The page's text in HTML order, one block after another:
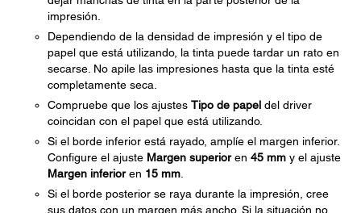
impresión.
Dependiendo de la densidad de impresión y el tipo de
papel que está utilizando, la tinta puede tardar un rato en
secarse. No apile las impresiones hasta que la tinta esté
completamente seca.
Compruebe que los ajustes Tipo de papel del driver
coincidan con el papel que está utilizando.
Si el borde inferior está rayado, amplíe el margen inferior.
Configure el ajuste Margen superioren 45 mm y el ajuste
Margen inferioren 15 mm
Si el borde posterior se raya durante la impresión, cree
sus datos con un margen más ancho. Si la situación no